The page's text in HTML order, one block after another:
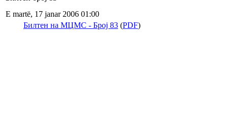
E martë, 17 janar 2006 01:00
Билтен на МЦМС - Број 83 (PDF)